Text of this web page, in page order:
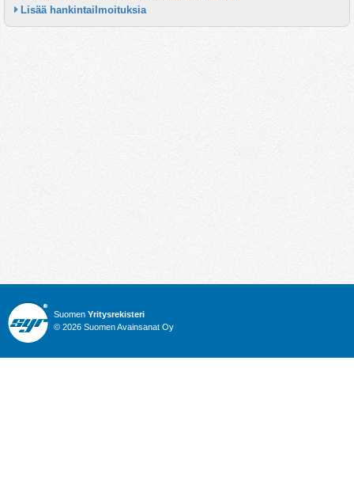
Lisää hankintailmoituksia
Suomen Yritysrekisteri
© 2026 Suomen Avainsanat Oy